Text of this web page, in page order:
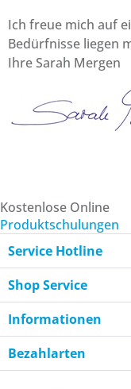
Ich freue mich auf
Bedürfnisse liegen
Ihre Sarah Mergen
Kostenlose Online
Produktschulungen
Service Hotline
Shop Service
Informationen
Bezahlarten